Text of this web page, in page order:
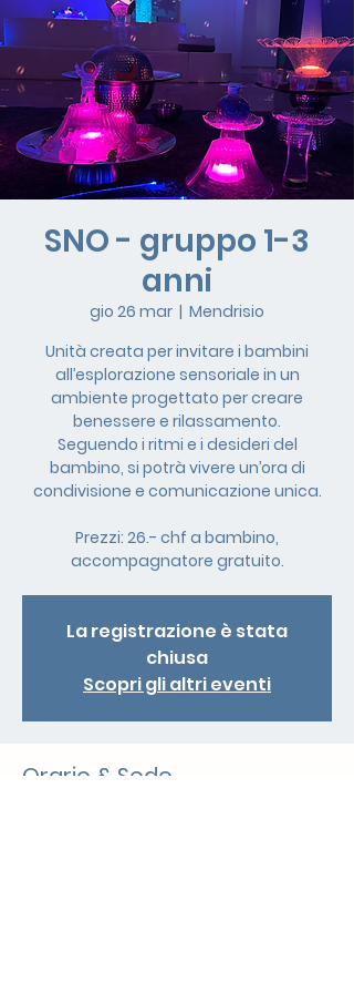
SNO - gruppo 1-3
anni
gio 26 mar
  |
Mendrisio
Unità creata per invitare i bambini
all’esplorazione sensoriale in un
ambiente progettato per creare
benessere e rilassamento.
Seguendo i ritmi e i desideri del
bambino, si potrà vivere un’ora di
condivisione e comunicazione unica.
Prezzi: 26.- chf a bambino,
accompagnatore gratuito.
La registrazione è stata
chiusa
Scopri gli altri eventi
Orario & Sede